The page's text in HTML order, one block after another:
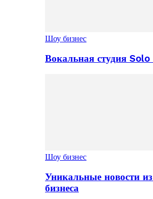
Шоу бизнес
Вокальная студия
Шоу бизнес
Уникальные новости
бизнеса